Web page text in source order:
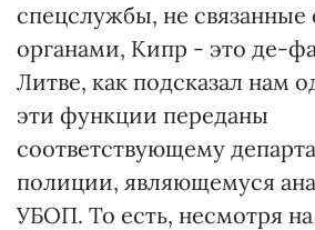
спецслужбы, не
органами, Кипр - это де-
Литве, как подсказал нам
эти функции переданы
соответствующему
полиции, являющемуся
УБОП. То есть, несмотря